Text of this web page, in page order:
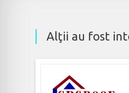
Alţii au fost